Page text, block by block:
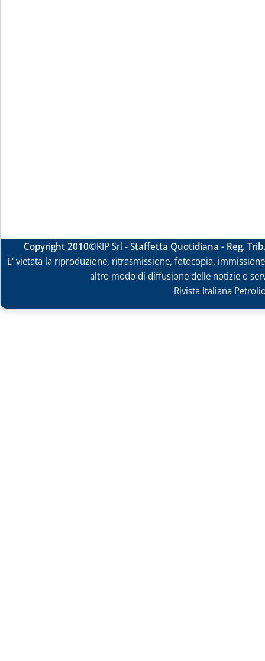
Copyright 2010©RIP Srl -Staffetta Quotidiana - Reg.
E' vietata la riproduzione, ritrasmissione, fotocopia,
altro modo di diffusione delle notizie o
Rivista Italiana